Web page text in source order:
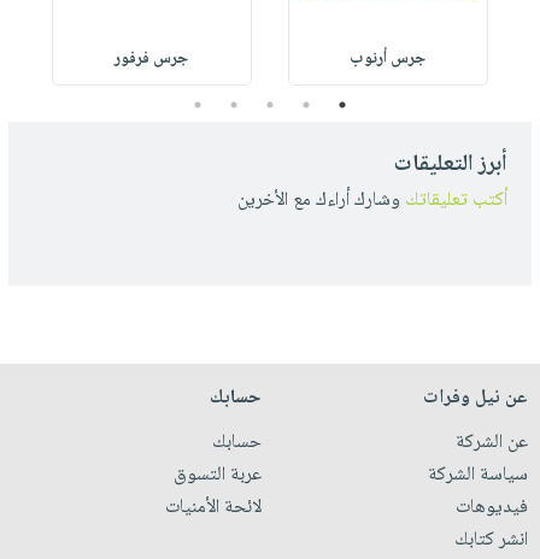
جرس أرنوب جرس فرفور
1
2
3
4
5
أبرز التعليقات
أكتب تعليقاتك وشارك أراءك مع الأخرين
عن نيل وفرات
عن الشركة
سياسة الشركة
فيديوهات
انشر كتابك
حسابك
حسابك
عربة التسوق
لائحة الأمنيات